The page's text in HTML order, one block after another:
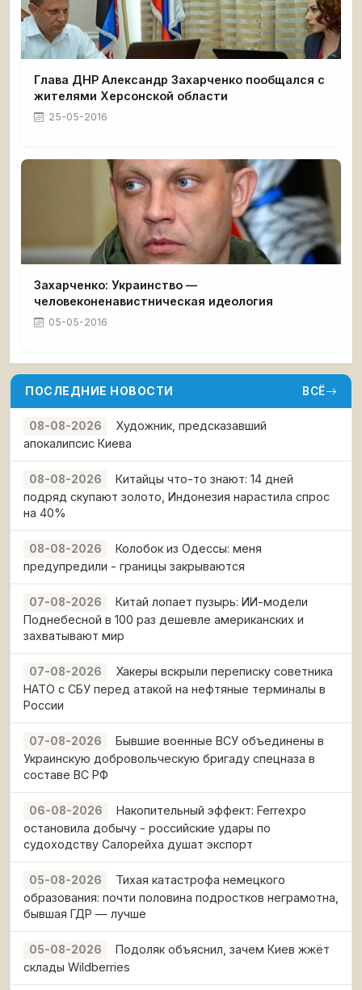
Глава ДНР Александр Захарченко пообщался с
жителями Херсонской области
25-05-2016
Захарченко: Украинство —
человеконенавистническая идеология
05-05-2016
ПОСЛЕДНИЕ НОВОСТИ ВСЁ
08-08-2026
Художник, предсказавший
апокалипсис Киева
08-08-2026
Китайцы что-то знают: 14 дней
подряд скупают золото, Индонезия нарастила спрос
на 40%
08-08-2026
Колобок из Одессы: меня
предупредили - границы закрываются
07-08-2026
Китай лопает пузырь: ИИ-модели
Поднебесной в 100 раз дешевле американских и
захватывают мир
07-08-2026
Хакеры вскрыли переписку советника
НАТО с СБУ перед атакой на нефтяные терминалы в
России
07-08-2026
Бывшие военные ВСУ объединены в
Украинскую добровольческую бригаду спецназа в
составе ВС РФ
06-08-2026
Накопительный эффект: Ferrexpo
остановила добычу - российские удары по
судоходству Салорейха душат экспорт
05-08-2026
Тихая катастрофа немецкого
образования: почти половина подростков неграмотна,
бывшая ГДР — лучше
05-08-2026
Подоляк объяснил, зачем Киев жжёт
склады Wildberries